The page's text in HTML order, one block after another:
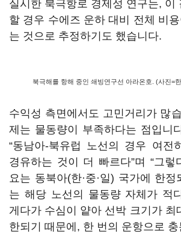
실시한 북극항로 경제성 연구는, 이
할 경우 수에즈 운하 대비 전체 비
는 것으로 추정하기도 했습니다.
북극해를 항해 중인 쇄빙연구선 아라온호. (사진=
수익성 측면에서도 고민거리가 많
제는 물동량이 부족하다는 점입니
“동남아-북유럽 노선의 경우 여전
경유하는 것이 더 빠르다”며 “그렇
요는 동북아(한·중·일) 국가에 한
는 해당 노선의 물동량 자체가 적
게다가 수심이 얕아 선박 크기가 최
한되기 때문에, 한 번의 운항으로